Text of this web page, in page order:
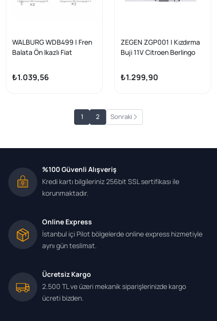
WALBURG WDB499 | Fren
Balata Ön Ikazlı Fiat
Hp 2011-/ Jeep Wrangler III
(Jk) 3.8İ V6 2007-/
₺1.039,56
ZEGEN ZGP001 | Kızdırma
Buji 11V Citroen Berlingo
Citroen Jumper I 1.9Td
1994-2002 / Fiat Ducato
1.9D 1996-2008 (Xud9a) |
10 Adet
₺1.299,90
1 2 Sonraki
%100 Güvenli Alışveriş
Kredi kartı bilgileriniz 256bit SSL sertifikası ile
korunmaktadır.
Online Express
İstanbul içi Pilot bölgelerde online express hizmetiyle
aynı gün teslimat.
Ücretsiz Kargo
2.500 TL ve üzeri mekanik siparişlerinizde kargo
ücreti bizden.